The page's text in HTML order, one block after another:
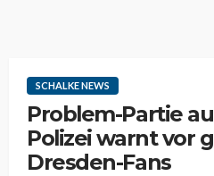
SCHALKE NEWS
Problem-Partie
Polizei warnt vor
Dresden-Fans